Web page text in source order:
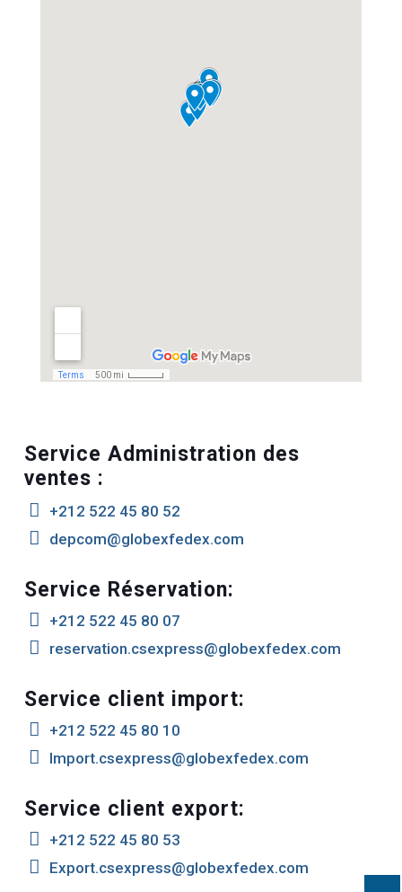
Service Administration des
ventes :
 +212 522 45 80 52
 depcom@globexfedex.com
Service Réservation:
 +212 522 45 80 07
 reservation.csexpress@globexfedex.com
Service client import:
 +212 522 45 80 10
 Import.csexpress@globexfedex.com
Service client export:
 +212 522 45 80 53
 Export.csexpress@globexfedex.com